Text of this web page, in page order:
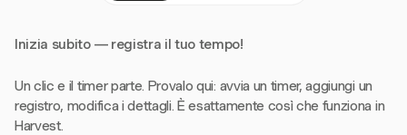
Inizia subito — registra il tuo tempo!
Un clic e il timer parte. Provalo qui: avvia un timer, aggiungi un
registro, modifica i dettagli. È esattamente così che funziona in
Harvest.